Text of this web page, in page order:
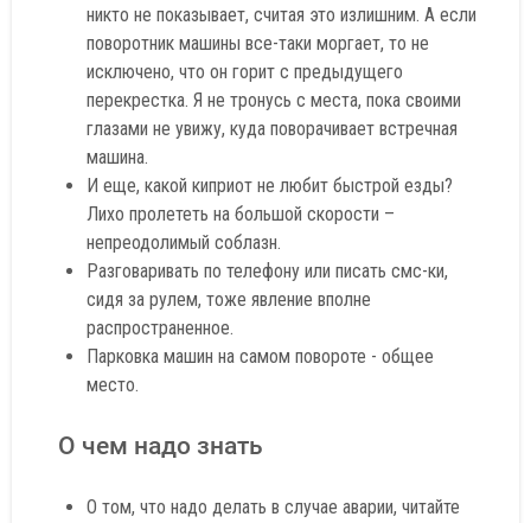
никто не показывает, считая это излишним. А если
поворотник машины все-таки моргает, то не
исключено, что он горит с предыдущего
перекрестка. Я не тронусь с места, пока своими
глазами не увижу, куда поворачивает встречная
машина.
И еще, какой киприот не любит быстрой езды?
Лихо пролететь на большой скорости –
непреодолимый соблазн.
Разговаривать по телефону или писать смс-ки,
сидя за рулем, тоже явление вполне
распространенное.
Парковка машин на самом повороте - общее
место.
О чем надо знать
О том, что надо делать в случае аварии, читайте